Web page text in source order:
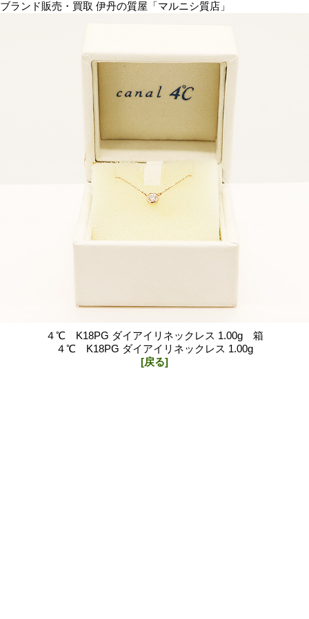
ブランド販売・買取 伊丹の質屋「マルニシ質店」
４℃ K18PG ダイアイリネックレス 1.00g 箱
４℃ K18PG ダイアイリネックレス 1.00g
[戻る]